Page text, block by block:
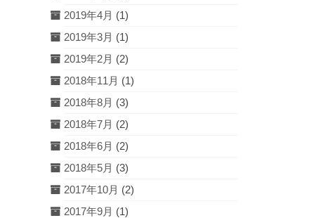
2019年4月 (1)
2019年3月 (1)
2019年2月 (2)
2018年11月 (1)
2018年8月 (3)
2018年7月 (2)
2018年6月 (2)
2018年5月 (3)
2017年10月 (2)
2017年9月 (1)